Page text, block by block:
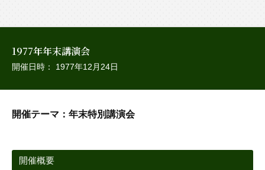
1977年年末講演会
開催日時： 1977年12月24日
開催テーマ：年末特別講演会
開催概要